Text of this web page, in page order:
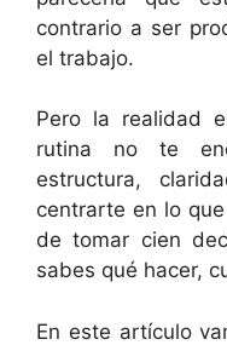
contrario a ser
el trabajo.
Pero la realidad
rutina no te
estructura,
centrarte en lo
de tomar cien
sabes qué hacer,
En este artículo